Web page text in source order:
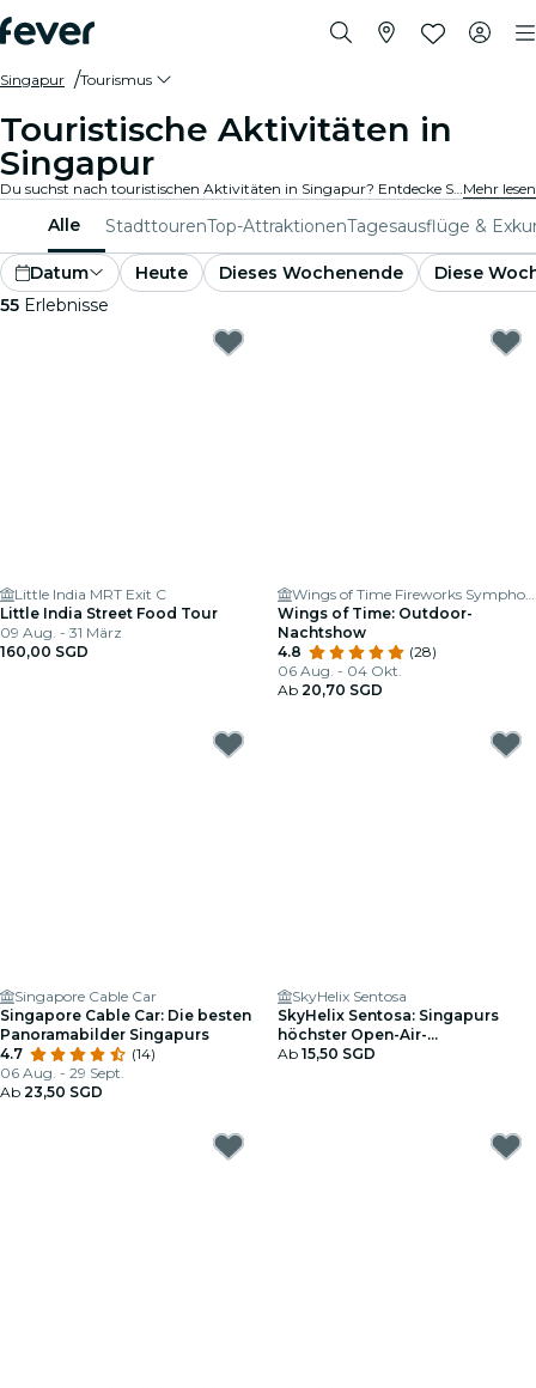
Singapur Tourismus
Touristische Aktivitäten in
Singapur
Du suchst nach touristischen Aktivitäten in Singapur? Entdecke Singapur – mach dich bereit für ein Abenteuer nach dem anderen mit diesen spannenden Erlebnissen, die speziell für Touristen entwickelt wurden. Erlebe das Beste von Singapur !Mehr lesen
Alle StadttourenTop-AttraktionenTagesausflüge &
Datum Heute Dieses Wochenende
Diese
55 Erlebnisse
Little India MRT Exit C
Little India Street Food Tour
09 Aug. - 31 März
160,00 SGD
Wings of Time Fireworks Symphony
Wings of Time: Outdoor-
Nachtshow
4.8
(28)
06 Aug. - 04 Okt.
Ab 20,70 SGD
Singapore Cable Car
Singapore Cable Car: Die besten
Panoramabilder Singapurs
4.7
(14)
06 Aug. - 29 Sept.
Ab 23,50 SGD
SkyHelix Sentosa
SkyHelix Sentosa: Singapurs
höchster Open-Air-
Panoramaflug
Ab 15,50 SGD